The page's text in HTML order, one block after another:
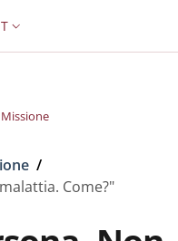
LINGUA:
/
Come?"